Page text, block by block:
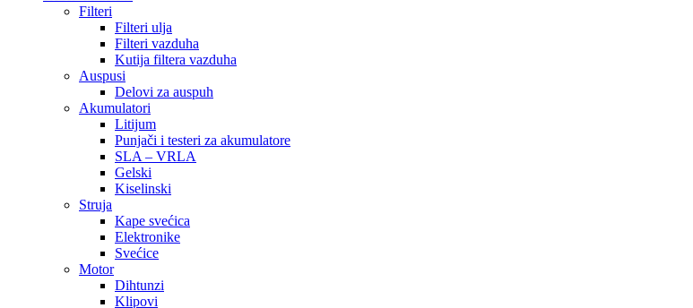
Filteri
Filteri ulja
Filteri vazduha
Kutija filtera vazduha
Auspusi
Delovi za auspuh
Akumulatori
Litijum
Punjači i testeri za akumulatore
SLA – VRLA
Gelski
Kiselinski
Struja
Kape svećica
Elektronike
Svećice
Motor
Dihtunzi
Klipovi